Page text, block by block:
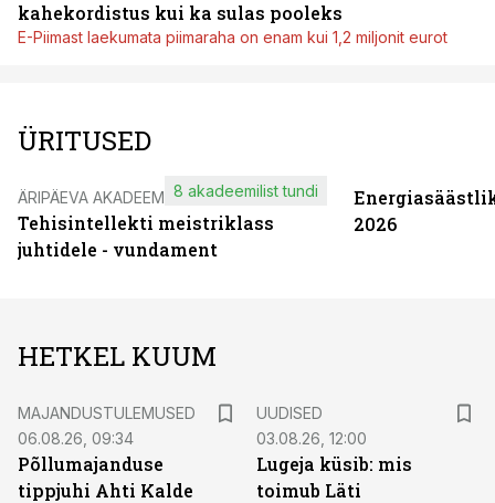
kahekordistus kui ka sulas pooleks
E-Piimast laekumata piimaraha on enam kui 1,2 miljonit eurot
ÜRITUSED
ÄRIPÄEVA AKADEEMIA
Tehisintellekti meistriklass
juhtidele - vundament
8 akadeemilist tundi
2026
HETKEL KUUM
MAJANDUSTULEMUSED
06.08.26, 09:34
Põllumajanduse
tippjuhi Ahti Kalde
UUDISED
03.08.26, 12:00
Lugeja küsib: mis
toimub Läti